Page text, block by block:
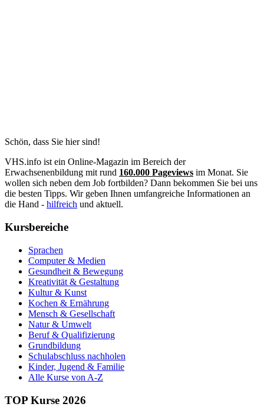
Schön, dass Sie hier sind!
VHS.info ist ein Online-Magazin im Bereich der
Erwachsenenbildung mit rund 160.000 Pageviews im Monat. Sie
wollen sich neben dem Job fortbilden? Dann bekommen Sie bei uns
die besten Tipps. Wir geben Ihnen umfangreiche Informationen an
die Hand - hilfreich und aktuell.
Kursbereiche
Sprachen
Computer & Medien
Gesundheit & Bewegung
Kreativität & Gestaltung
Kultur & Kunst
Kochen & Ernährung
Mensch & Gesellschaft
Natur & Umwelt
Beruf & Qualifizierung
Grundbildung
Schulabschluss nachholen
Kinder, Jugend & Familie
Alle Kurse von A-Z
TOP Kurse 2026